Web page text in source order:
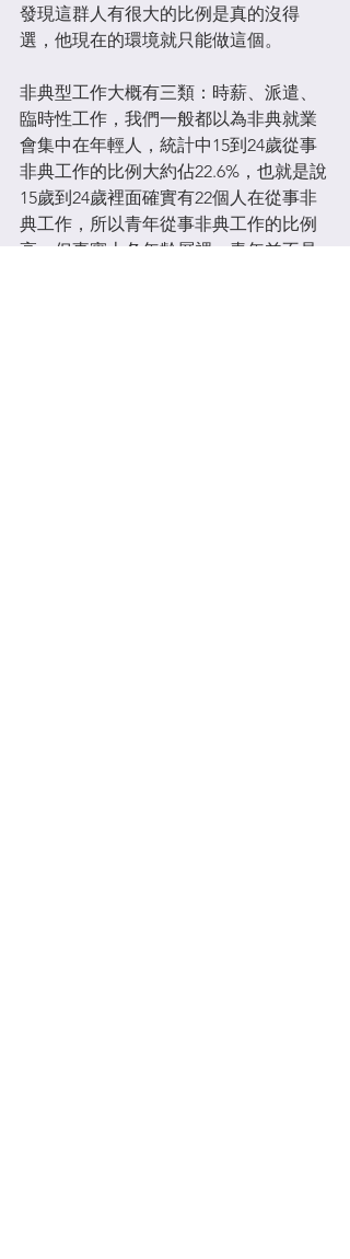
發現這群人有很大的比例是真的沒得
選，他現在的環境就只能做這個。​
非典型工作大概有三類：時薪、派遣、
臨時性工作，我們一般都以為非典就業
會集中在年輕人，統計中15到24歲從事
非典工作的比例大約佔22.6%，也就是說
15歲到24歲裡面確實有22個人在從事非
典工作，所以青年從事非典工作的比例
高。但事實上各年齡層裡，青年並不是